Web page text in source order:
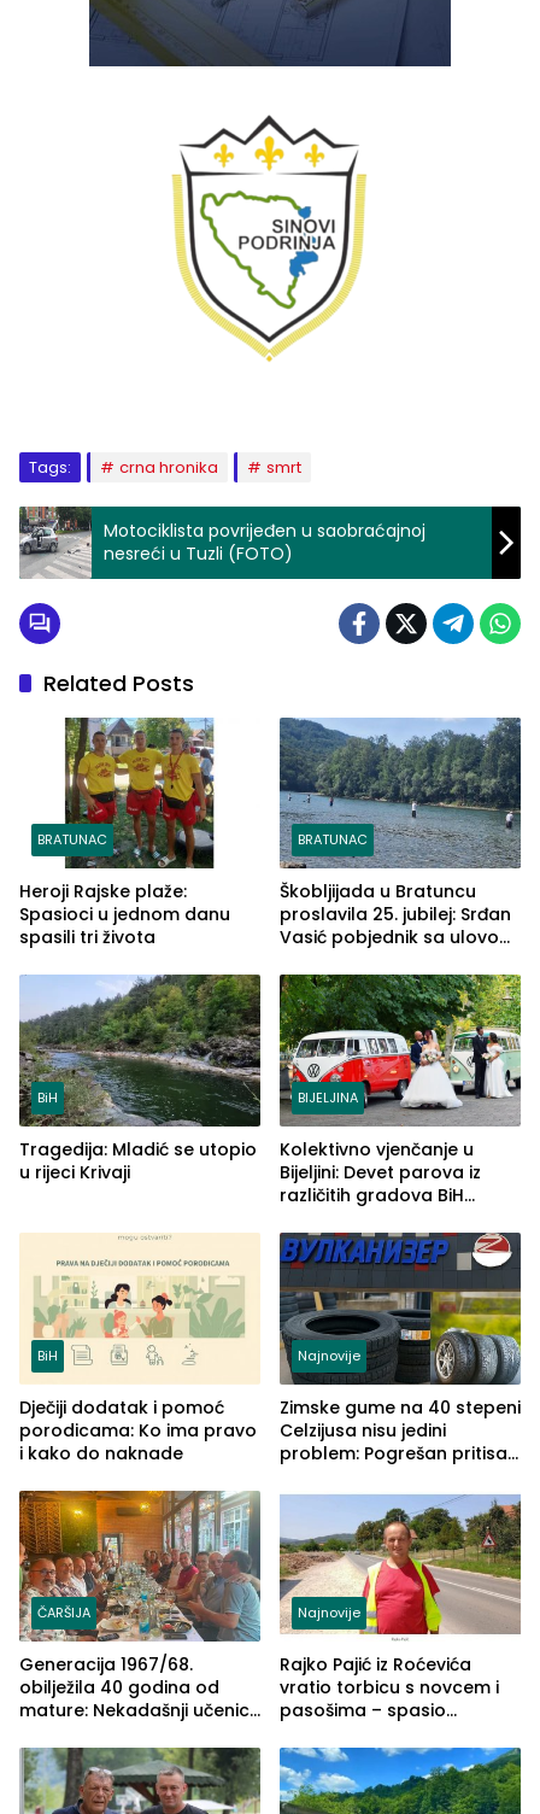
Tags: crna hronika smrt
Motociklista povrijeđen u saobraćajnoj
nesreći u Tuzli (FOTO)
Related Posts
BRATUNAC
Heroji Rajske plaže:
Spasioci u jednom danu
spasili tri života
BRATUNAC
Škobljijada u Bratuncu
proslavila 25. jubilej: Srđan
Vasić pobjednik sa ulovom
BiH
Tragedija: Mladić se utopio
u rijeci Krivaji
BIJELJINA
Kolektivno vjenčanje u
Bijeljini: Devet parova iz
različitih gradova BiH
BiH
Dječiji dodatak i pomoć
porodicama: Ko ima pravo
i kako do naknade
Najnovije
Zimske gume na 40 stepeni
Celzijusa nisu jedini
problem: Pogrešan pritisak
ČARŠIJA
Generacija 1967/68.
obilježila 40 godina od
mature: Nekadašnji učenici
(FOTO)
Najnovije
Rajko Pajić iz Roćevića
vratio torbicu s novcem i
pasošima – spasio
Grčkoj